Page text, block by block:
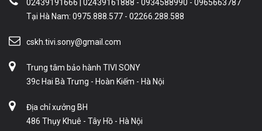
02439191666 | 02439161888 - 0934588990 - 0965663787
Tại Hà Nam: 0975.888.577 - 02266.288.588
cskh.tivi.sony@gmail.com
Trung tâm bảo hành TIVI SONY
39c Hai Bà Trưng - Hoàn Kiếm - Hà Nội
Địa chỉ xưởng BH
486 Thụy Khuê - Tây Hồ - Hà Nội